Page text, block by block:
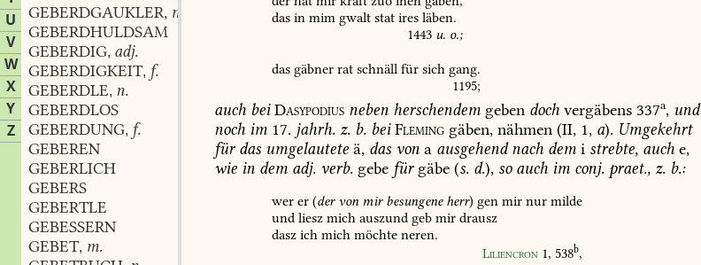
U
V
W
X
Y
Z
GEBERDGAUKLER, m.
GEBERDHULDSAM
GEBERDIG, adj.
GEBERDIGKEIT, f.
GEBERDLE, n.
GEBERDLOS
GEBERDUNG, f.
GEBEREN
GEBERLICH
GEBERS
GEBERTLE
GEBESSERN
GEBET, m.
das in mim gwalt stat ires läben.
1443 u. o.;
das gäbner rat schnäll für sich gang.
1195;
auch bei Dasypodius neben herschendem geben doch vergäbens 337a, und
noch im 17. jahrh. z. b. bei Fleming gäben, nähmen (II, 1, a). Umgekehrt
fürdas umgelautete ä, das von a ausgehendnach dem i strebte, auch e,
wie in dem adj. verb. gebe fürgäbe (s. d.), soauch im conj. praet., z. b.:
wer er (dervonmirbesungeneherr) gen mir nur milde
und liesz mich auszund geb mir drausz
dasz ich mich möchte neren.
Liliencron 1, 538b,